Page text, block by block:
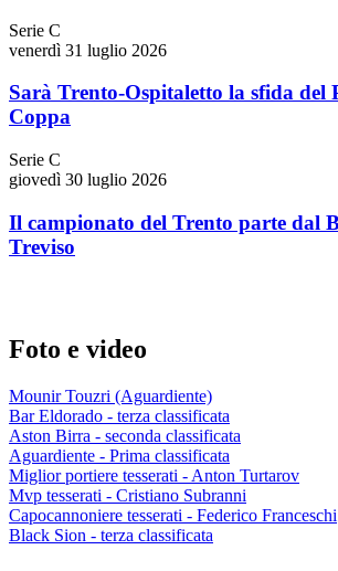
Serie C
venerdì 31 luglio 2026
Sarà Trento-Ospitaletto la sfida del
Coppa
Serie C
giovedì 30 luglio 2026
Il campionato del Trento parte dal
Treviso
Foto e video
Mounir Touzri (Aguardiente)
Bar Eldorado - terza classificata
Aston Birra - seconda classificata
Aguardiente - Prima classificata
Miglior portiere tesserati - Anton Turtarov
Mvp tesserati - Cristiano Subranni
Capocannoniere tesserati - Federico Franceschi
Black Sion - terza classificata